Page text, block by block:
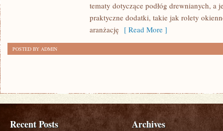
CERAMICZNEtematy dotyczące podłóg drewnianych, a
praktyczne dodatki, takie jak rolety
aranżację [ Read More ]
POSTED BY ADMIN
Recent Posts Archives